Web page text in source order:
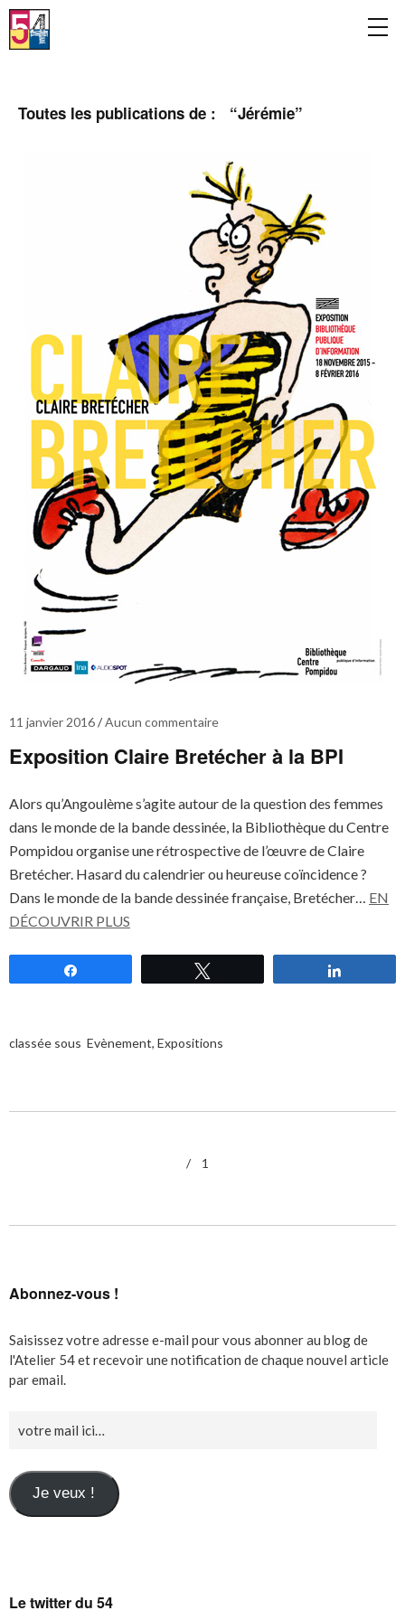
Toutes les publications de : “Jérémie”
11 janvier 2016 Aucun commentaire
Exposition Claire Bretécher à la BPI
Alors qu’Angoulème s’agite autour de la question des femmes
dans le monde de la bande dessinée, la Bibliothèque du Centre
Pompidou organise une rétrospective de l’œuvre de Claire
Bretécher. Hasard du calendrier ou heureuse coïncidence ?
Dans le monde de la bande dessinée française, Bretécher… EN
DÉCOUVRIR PLUS
classée sous Evènement, Expositions
1
Abonnez-vous !
Saisissez votre adresse e-mail pour vous abonner au blog de
l'Atelier 54 et recevoir une notification de chaque nouvel article
par email.
Je veux !
Le twitter du 54